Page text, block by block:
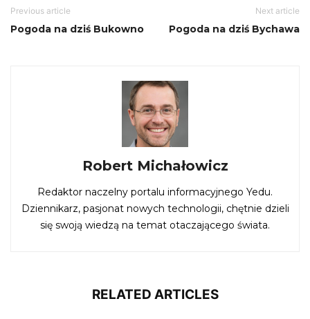
Previous article
Pogoda na dziś Bukowno
Next article
Pogoda na dziś Bychawa
Robert Michałowicz
Redaktor naczelny portalu informacyjnego Yedu.
Dziennikarz, pasjonat nowych technologii, chętnie dzieli
się swoją wiedzą na temat otaczającego świata.
RELATED ARTICLES